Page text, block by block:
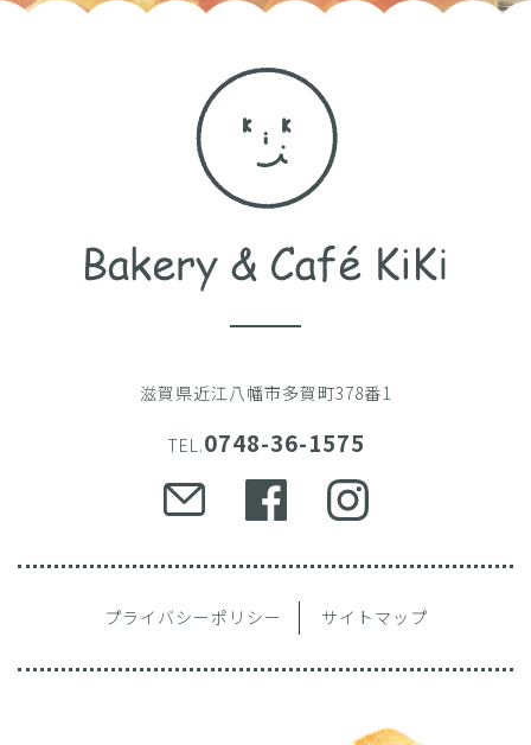
滋賀県近江八幡市多賀町378番1
TEL.0748-36-1575
プライバシーポリシー サイトマップ